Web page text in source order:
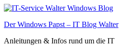
Zum
springen
Der Windows Papst – IT Blog Walter
Anleitungen & Infos rund um die IT